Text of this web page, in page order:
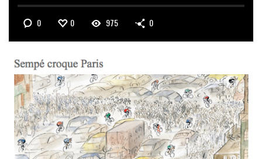
0 0 975 0